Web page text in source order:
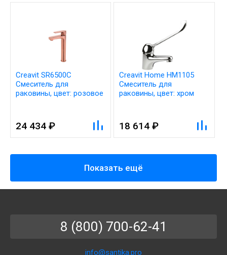
Creavit SR6500C
Cмеситель для
раковины, цвет: розовое
24 434 ₽
Creavit Home HM1105
Cмеситель для
раковины, цвет: хром
18 614 ₽
Показать ещё
8 (800) 700-62-41
info@santika.pro